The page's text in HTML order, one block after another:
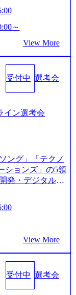
組織体制をとっ
達できる 独立資
い https://storag
00318d5c0dff_120
資料 (https://spea
jie-zi-liao-zhong-tu-
ビス」「カルチャ
げています！ (htt
務」を受託 (http
レバレ
」リリー
ンバー紹介！〜
！〜 営業職種編
定した事業を展
チャー。創業か
our-
https://stor
public/imag
34c8d8544226_1
、10以上もの新規
～
View More
受付中 選考会
イン選考会
ング」「テクノ
ションズ」の5領
発・デジタル・
スの提供まで一
る あらゆる産業
、Fortune Globa
イリングにおけ
支援」「ヴィヴ
多岐にわたる コ
はKDDIと合弁会
とデータアナリテ
View More
受付中 選考会